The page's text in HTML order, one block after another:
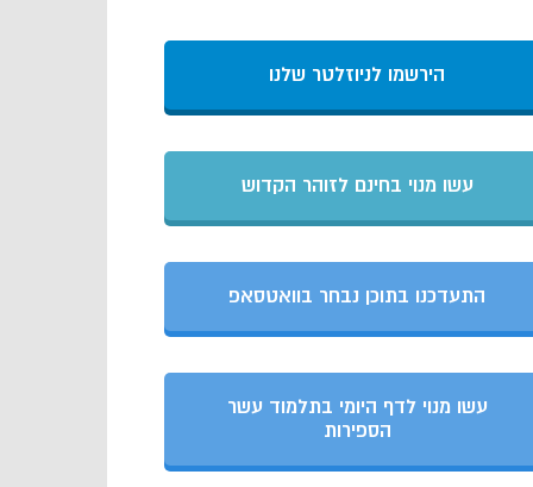
הירשמו לניוזלטר שלנו
עשו מנוי בחינם לזוהר הקדוש
התעדכנו בתוכן נבחר בוואטסאפ
עשו מנוי לדף היומי בתלמוד עשר
הספירות